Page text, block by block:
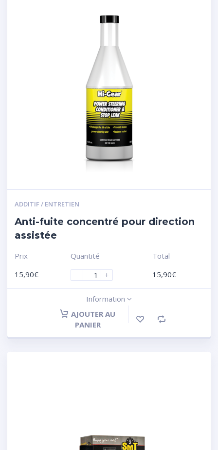
ADDITIF / ENTRETIEN
Anti-fuite concentré pour direction
assistée
Prix
15,90€
Quantité
-
+
Total
15,90€
Information
AJOUTER AU
PANIER